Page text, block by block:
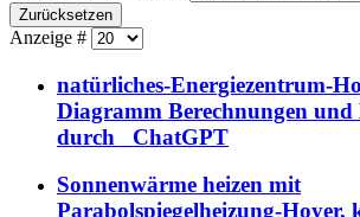
Zurücksetzen
Anzeige #
natürliches-Energiezentrum-
Diagramm Berechnungen und
durch ChatGPT
Sonnenwärme heizen mit
Parabolspiegelheizung-Hoyer,